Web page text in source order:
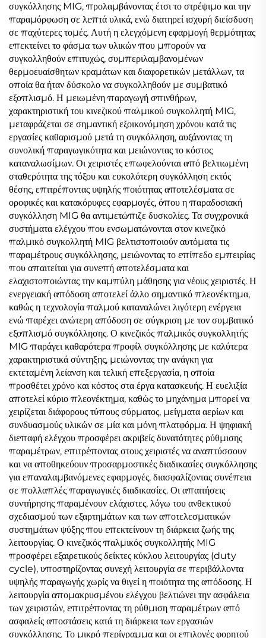
συγκόλλησης MIG, προλαμβάνοντας έτσι το στρέψιμο και την
παραμόρφωση σε λεπτά υλικά, ενώ διατηρεί ισχυρή διείσδυση
σε παχύτερες τομές. Αυτή η ελεγχόμενη εφαρμογή θερμότητας
επεκτείνει το φάσμα των υλικών που μπορούν να
συγκολληθούν επιτυχώς, συμπεριλαμβανομένων
θερμοευαίσθητων κραμάτων και διαφορετικών μετάλλων, τα
οποία θα ήταν δύσκολο να συγκολληθούν με συμβατικό
εξοπλισμό. Η μειωμένη παραγωγή σπινθήρων,
χαρακτηριστική του κινεζικού παλμικού συγκολλητή MIG,
μεταφράζεται σε σημαντική εξοικονόμηση χρόνου κατά τις
εργασίες καθαρισμού μετά τη συγκόλληση, αυξάνοντας τη
συνολική παραγωγικότητα και μειώνοντας το κόστος
καταναλωσίμων. Οι χειριστές επωφελούνται από βελτιωμένη
σταθερότητα της τόξου και ευκολότερη συγκόλληση εκτός
θέσης, επιτρέποντας υψηλής ποιότητας αποτελέσματα σε
οροφικές και κατακόρυφες εφαρμογές, όπου η παραδοσιακή
συγκόλληση MIG θα αντιμετώπιζε δυσκολίες. Τα συγχρονικά
συστήματα ελέγχου που ενσωματώνονται στον κινεζικό
παλμικό συγκολλητή MIG βελτιστοποιούν αυτόματα τις
παραμέτρους συγκόλλησης, μειώνοντας το επίπεδο εμπειρίας
που απαιτείται για συνεπή αποτελέσματα και
ελαχιστοποιώντας την καμπύλη μάθησης για νέους χειριστές. Η
ενεργειακή απόδοση αποτελεί άλλο σημαντικό πλεονέκτημα,
καθώς η τεχνολογία παλμού καταναλώνει λιγότερη ενέργεια
ενώ παρέχει ανώτερη απόδοση σε σύγκριση με τον συμβατικό
εξοπλισμό συγκόλλησης. Ο κινεζικός παλμικός συγκολλητής
MIG παράγει καθαρότερα προφίλ συγκόλλησης με καλύτερα
χαρακτηριστικά σύντηξης, μειώνοντας την ανάγκη για
εκτεταμένη λείανση και τελική επεξεργασία, η οποία
προσθέτει χρόνο και κόστος στα έργα κατασκευής. Η ευελιξία
αποτελεί κύριο πλεονέκτημα, καθώς το μηχάνημα μπορεί να
χειρίζεται διάφορους τύπους σύρματος, μείγματα αερίων και
συνδυασμούς υλικών σε μία και μόνη πλατφόρμα. Η ψηφιακή
διεπαφή ελέγχου προσφέρει ακριβείς δυνατότητες ρύθμισης
παραμέτρων, επιτρέποντας στους χειριστές να αναπτύσσουν
και να αποθηκεύουν προσαρμοστικές διαδικασίες συγκόλλησης
για επαναλαμβανόμενες εφαρμογές, διασφαλίζοντας συνέπεια
σε πολλαπλές παραγωγικές διαδικασίες. Οι απαιτήσεις
συντήρησης παραμένουν ελάχιστες, λόγω του ανθεκτικού
σχεδιασμού των εξαρτημάτων και των αποτελεσματικών
συστημάτων ψύξης που επεκτείνουν τη διάρκεια ζωής της
λειτουργίας. Ο κινεζικός παλμικός συγκολλητής MIG
προσφέρει εξαιρετικούς δείκτες κύκλου λειτουργίας (duty
cycle), υποστηρίζοντας συνεχή λειτουργία σε περιβάλλοντα
υψηλής παραγωγής χωρίς να θιγεί η ποιότητα της απόδοσης. Η
λειτουργία απομακρυσμένου ελέγχου βελτιώνει την ασφάλεια
των χειριστών, επιτρέποντας τη ρύθμιση παραμέτρων από
ασφαλείς αποστάσεις κατά τη διάρκεια των εργασιών
συγκόλλησης. Το μικρό περίγραμμα και οι επιλογές φορητού